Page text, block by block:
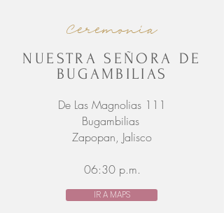
Ceremonia
NUESTRA SEÑORA DE
BUGAMBILIAS
De Las Magnolias 111
Bugambilias
Zapopan, Jalisco
06:30 p.m.
IR A MAPS